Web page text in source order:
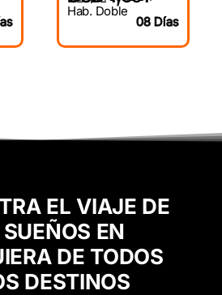
Hab. Doble
08 Días
EL VIAJE DE
EN
DE TODOS
DESTINOS